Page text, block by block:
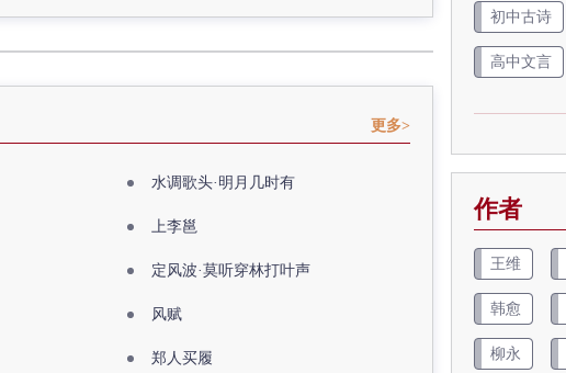
更多>
水调歌头·明月几时有
上李邕
定风波·莫听穿林打叶声
风赋
郑人买履
初中古诗
高中文言
作者
王维
韩愈
柳永